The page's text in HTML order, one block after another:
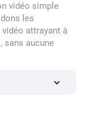
vidéo simple
les
attrayant à
sans aucune